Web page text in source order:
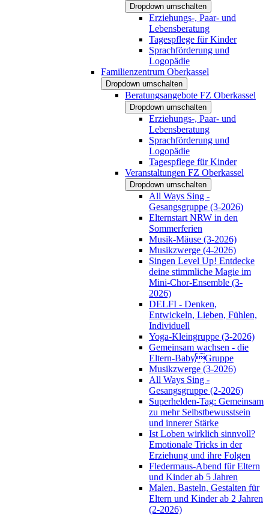
Dropdown umschalten
Erziehungs-, Paar- und
Lebensberatung
Tagespflege für Kinder
Sprachförderung und
Logopädie
Familienzentrum Oberkassel
Dropdown umschalten
Beratungsangebote FZ Oberkassel
Dropdown umschalten
Erziehungs-, Paar- und
Lebensberatung
Sprachförderung und
Logopädie
Tagespflege für Kinder
Veranstaltungen FZ Oberkassel
Dropdown umschalten
All Ways Sing -
Gesangsgruppe (3-2026)
Elternstart NRW in den
Sommerferien
Musik-Mäuse (3-2026)
Musikzwerge (4-2026)
Singen Level Up! Entdecke
deine stimmliche Magie im
Mini-Chor-Ensemble (3-
2026)
DELFI - Denken,
Entwickeln, Lieben, Fühlen,
Individuell
Yoga-Kleingruppe (3-2026)
Gemeinsam wachsen - die
Eltern-BabyGruppe
Musikzwerge (3-2026)
All Ways Sing -
Gesangsgruppe (2-2026)
Superhelden-Tag: Gemeinsam
zu mehr Selbstbewusstsein
und innerer Stärke
Ist Loben wirklich sinnvoll?
Emotionale Tricks in der
Erziehung und ihre Folgen
Fledermaus-Abend für Eltern
und Kinder ab 5 Jahren
Malen, Basteln, Gestalten für
Eltern und Kinder ab 2 Jahren
(2-2026)